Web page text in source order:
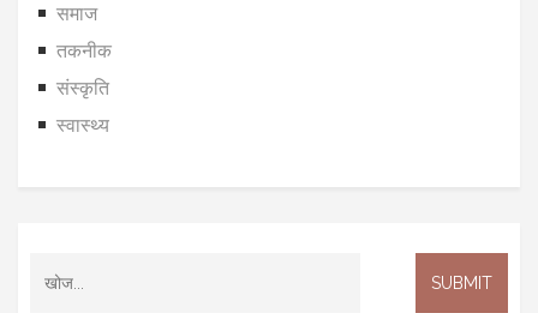
समाज
तकनीक
संस्कृति
स्वास्थ्य